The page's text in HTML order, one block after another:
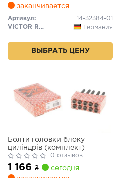
заканчивается
Артикул:
14-32384-01
VICTOR REINZ
Германия
ВЫБРАТЬ ЦЕНУ
Болти головки блоку
циліндрів (комплект)
0 отзывов
1 166 ₴
сегодня